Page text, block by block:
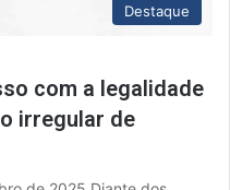
Destaque
com a legalidade
irregular de